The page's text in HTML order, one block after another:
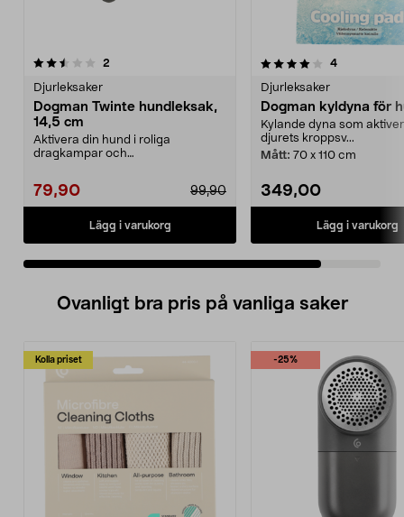
2
Djurleksaker
Dogman Twinte hundleksak,
14,5 cm
Aktivera din hund i roliga
dragkampar och
79,90 99,90
Lägg i varukorg
4.0 av 5 stjärnor 4recensioner
Djurleksaker
Dogman kyldyna för
Kylande dyna som
djurets kroppsv...
Mått: 70 x 110 cm
349,00
Lägg i varukorg
Ovanligt bra pris på vanliga saker
Kolla priset -25%